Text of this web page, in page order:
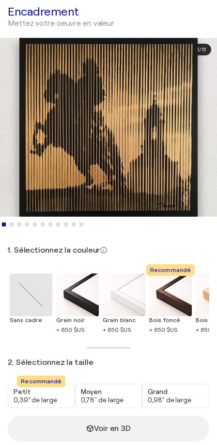
Encadrement
Mettez votre oeuvre en valeur
1/11
1. Sélectionnez la couleur
Sans cadre
Grain noir
+ 650 $US
Grain blanc
+ 650 $US
Recommandé
Bois foncé
+ 650 $US
Bois
+ 650
2. Sélectionnez la taille
Recommandé
Petit
0,39" de large
Moyen
0,78" de large
Grand
0,98" de large
Voir en 3D